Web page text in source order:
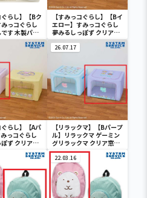
ぐらし】【Bク
っコぐらし
す 木製パズ
【すみっコぐらし】【Bイ
エロー】すみっコぐらし
夢みるしっぽず クリア窓
付き収納ボックス
ぐらし】【Aパ
っコぐらし
ず クリア窓
26.07.17
【リラックマ】【Bパープ
ル】リラックマ ゲーミン
グリラックマ クリア窓付
き収納ボックス
22.03.16